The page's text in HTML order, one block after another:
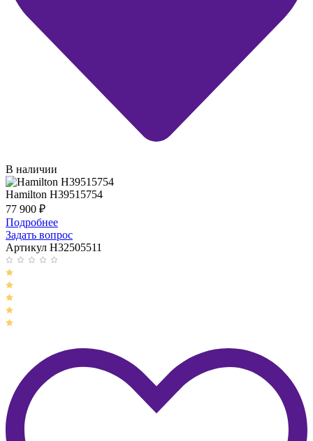
В наличии
Hamilton H39515754
77 900 ₽
Подробнее
Задать вопрос
Артикул H32505511